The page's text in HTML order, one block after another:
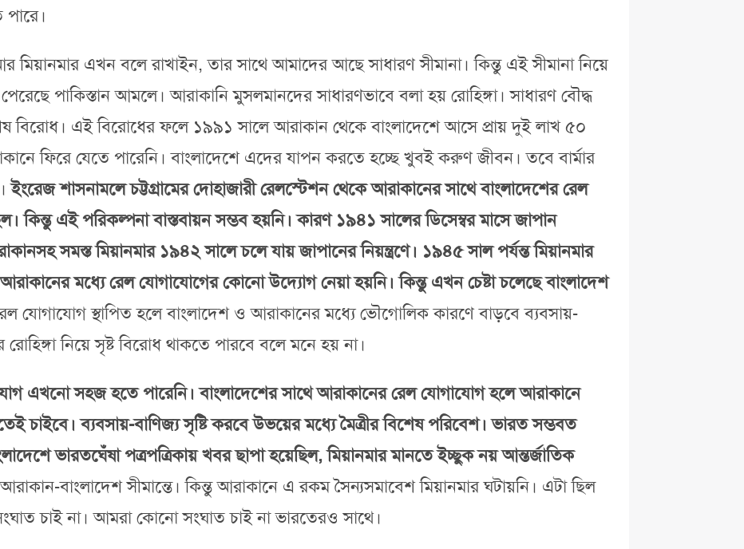
এখন বলে রাখাইন, তার সাথে আমাদের আছে সাধারণ সীমানা। কিন্তু এই সীমানা নিয়ে
পাকিস্তান আমলে। আরাকানি মুসলমানদের সাধারণভাবে বলা হয় রোহিঙ্গা। সাধারণ বৌদ্ধ
বিরোধ। এই বিরোধের ফলে ১৯৯১ সালে আরাকান থেকে বাংলাদেশে আসে প্রায় দুই লাখ ৫০
ফিরে যেতে পারেনি। বাংলাদেশে এদের যাপন করতে হচ্ছে খুবই করুণ জীবন। তবে বার্মার
ইংরেজ শাসনামলে চট্টগ্রামের দোহাজারী রেলস্টেশন থেকে আরাকানের সাথে বাংলাদেশের রেল
কিন্তু এই পরিকল্পনা বাস্তবায়ন সম্ভব হয়নি। কারণ ১৯৪১ সালের ডিসেম্বর মাসে জাপান
সমস্ত মিয়ানমার ১৯৪২ সালে চলে যায় জাপানের নিয়ন্ত্রণে। ১৯৪৫ সাল পর্যন্ত মিয়ানমার
মধ্যে রেল যোগাযোগের কোনো উদ্যোগ নেয়া হয়নি। কিন্তু এখন চেষ্টা চলেছে বাংলাদেশ
যোগাযোগ স্থাপিত হলে বাংলাদেশ ও আরাকানের মধ্যে ভৌগোলিক কারণে বাড়বে ব্যবসায়-
নিয়ে সৃষ্ট বিরোধ থাকতে পারবে বলে মনে হয় না।
এখনো সহজ হতে পারেনি। বাংলাদেশের সাথে আরাকানের রেল যোগাযোগ হলে আরাকানে
চাইবে। ব্যবসায়-বাণিজ্য সৃষ্টি করবে উভয়ের মধ্যে মৈত্রীর বিশেষ পরিবেশ। ভারত সম্ভবত
ভারতঘেঁষা পত্রপত্রিকায় খবর ছাপা হয়েছিল, মিয়ানমার মানতে ইচ্ছুক নয় আন্তর্জাতিক
বাংলাদেশ সীমান্তে। কিন্তু আরাকানে এ রকম সৈন্যসমাবেশ মিয়ানমার ঘটায়নি। এটা ছিল
চাই না। আমরা কোনো সংঘাত চাই না ভারতেরও সাথে।